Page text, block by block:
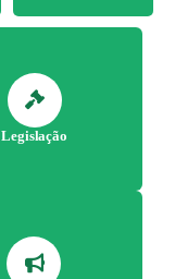
Legislação